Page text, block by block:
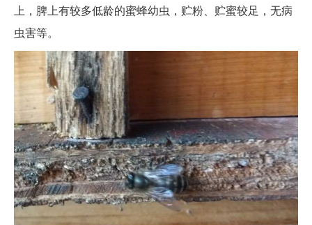
上，脾上有较多低龄的蜜蜂幼虫，贮粉、贮蜜较足，无病
虫害等。